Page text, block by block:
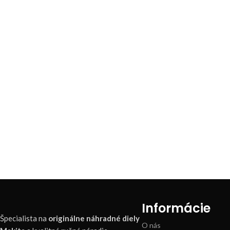
Špecialista na originálne náhradné diely
Informácie
O nás